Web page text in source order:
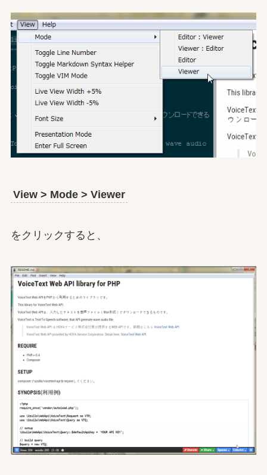
View > Mode > Viewer
をクリックすると、